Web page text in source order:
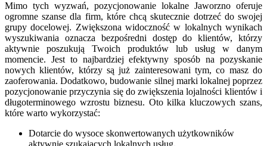
Mimo tych wyzwań, pozycjonowanie lokalne Jaworzno oferuje
ogromne szanse dla firm, które chcą skutecznie dotrzeć do swojej
grupy docelowej. Zwiększona widoczność w lokalnych wynikach
wyszukiwania oznacza bezpośredni dostęp do klientów, którzy
aktywnie poszukują Twoich produktów lub usług w danym
momencie. Jest to najbardziej efektywny sposób na pozyskanie
nowych klientów, którzy są już zainteresowani tym, co masz do
zaoferowania. Dodatkowo, budowanie silnej marki lokalnej poprzez
pozycjonowanie przyczynia się do zwiększenia lojalności klientów i
długoterminowego wzrostu biznesu. Oto kilka kluczowych szans,
które warto wykorzystać:
Dotarcie do wysoce skonwertowanych użytkowników
aktywnie szukających lokalnych usług.